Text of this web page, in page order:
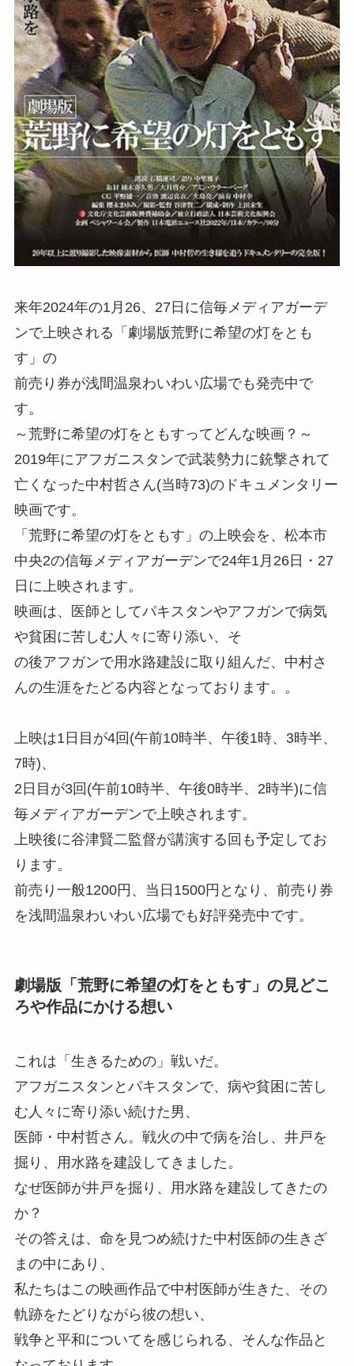
来年2024年の1月26、27日に信毎メディアガーデ
ンで上映される「劇場版荒野に希望の灯をとも
す」の
前売り券が浅間温泉わいわい広場でも発売中で
す。
～荒野に希望の灯をともすってどんな映画？～
2019年にアフガニスタンで武装勢力に銃撃されて
亡くなった中村哲さん(当時73)のドキュメンタリー
映画です。
「荒野に希望の灯をともす」の上映会を、松本市
中央2の信毎メディアガーデンで24年1月26日・27
日に上映されます。
映画は、医師としてパキスタンやアフガンで病気
や貧困に苦しむ人々に寄り添い、そ
の後アフガンで用水路建設に取り組んだ、中村さ
んの生涯をたどる内容となっております。。
上映は1日目が4回(午前10時半、午後1時、3時半、
7時)、
2日目が3回(午前10時半、午後0時半、2時半)に信
毎メディアガーデンで上映されます。
上映後に谷津賢二監督が講演する回も予定してお
ります。
前売り一般1200円、当日1500円となり、前売り券
を浅間温泉わいわい広場でも好評発売中です。
劇場版「荒野に希望の灯をともす」の見どこ
ろや作品にかける想い
これは「生きるための」戦いだ。
アフガニスタンとパキスタンで、病や貧困に苦し
む人々に寄り添い続けた男、
医師・中村哲さん。戦火の中で病を治し、井戸を
掘り、用水路を建設してきました。
なぜ医師が井戸を掘り、用水路を建設してきたの
か？
その答えは、命を見つめ続けた中村医師の生きざ
まの中にあり、
私たちはこの映画作品で中村医師が生きた、その
軌跡をたどりながら彼の想い、
戦争と平和についてを感じられる、そんな作品と